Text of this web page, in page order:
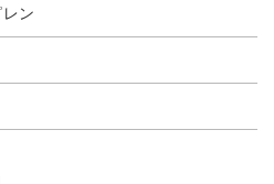
ン